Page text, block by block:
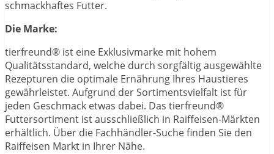
schmackhaftes Futter.
Die Marke:
tierfreund® ist eine Exklusivmarke mit hohem
Qualitätsstandard, welche durch sorgfältig ausgewählte
Rezepturen die optimale Ernährung Ihres Haustieres
gewährleistet. Aufgrund der Sortimentsvielfalt ist für
jeden Geschmack etwas dabei. Das tierfreund®
Futtersortiment ist ausschließlich in Raiffeisen-Märkten
erhältlich. Über die Fachhändler-Suche finden Sie den
Raiffeisen Markt in Ihrer Nähe.